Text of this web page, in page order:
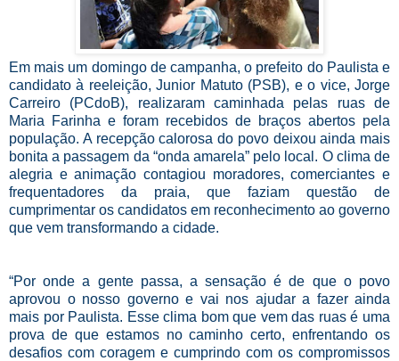
Em mais um domingo de campanha, o prefeito do Paulista e
candidato à reeleição, Junior Matuto (PSB), e o vice, Jorge
Carreiro (PCdoB), realizaram caminhada pelas ruas de
Maria Farinha e foram recebidos de braços abertos pela
população. A recepção calorosa do povo deixou ainda mais
bonita a passagem da “onda amarela” pelo local. O clima de
alegria e animação contagiou moradores, comerciantes e
frequentadores da praia, que faziam questão de
cumprimentar os candidatos em reconhecimento ao governo
que vem transformando a cidade.
“Por onde a gente passa, a sensação é de que o povo
aprovou o nosso governo e vai nos ajudar a fazer ainda
mais por Paulista. Esse clima bom que vem das ruas é uma
prova de que estamos no caminho certo, enfrentando os
desafios com coragem e cumprindo com os compromissos